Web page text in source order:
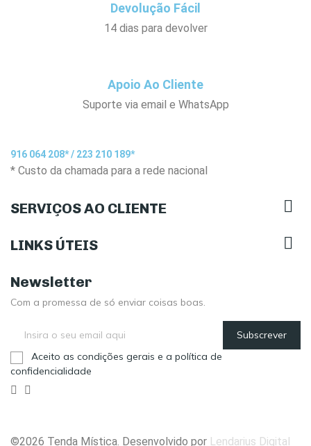
Devolução Fácil
14 dias para devolver
Apoio Ao Cliente
Suporte via email e WhatsApp
916 064 208* / 223 210 189*
* Custo da chamada para a rede nacional
SERVIÇOS AO CLIENTE 
LINKS ÚTEIS 
Newsletter
Com a promessa de só enviar coisas boas.
Subscrever
Aceito as condições gerais e a política de
confidencialidade
©2026 Tenda Mística. Desenvolvido por Lendarius Digital